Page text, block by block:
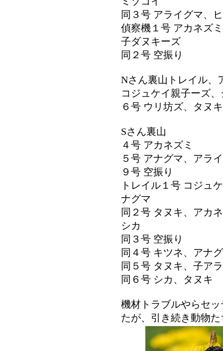
同３号 アライグマ、
偵察機１号 アカネズ
子ダヌキーズ
同２号 空振り
Nさん裏山トレイル、
コジュケイ親子ーズ、
６号 ウリ坊ズ、タヌ
Sさん裏山
４号 アカネズミ
５号 アナグマ、アラ
９号 空振り
トレイル１号 コジュ
ナグマ
同２号 タヌキ、アカ
シカ
同３号 空振り
同４号 キツネ、アナ
同５号 タヌキ、子ア
同６号 シカ、タヌキ
機材トラブルやらセ
たが、引き続き動物